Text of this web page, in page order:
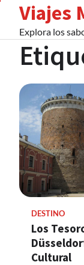
content
Viajes
Explora los
DESTINO
Los
Cultural